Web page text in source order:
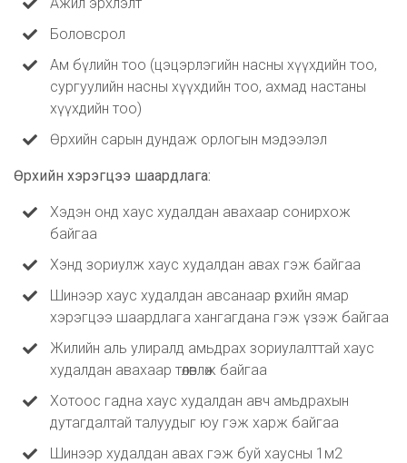
Боловсрол
Ам бүлийн тоо (цэцэрлэгийн насны хүүхдийн тоо,
сургуулийн насны хүүхдийн тоо, ахмад настаны
хүүхдийн тоо)
Өрхийн сарын дундаж орлогын мэдээлэл
Өрхийн хэрэгцээ шаардлага:
Хэдэн онд хаус худалдан авахаар сонирхож
байгаа
Хэнд зориулж хаус худалдан авах гэж байгаа
Шинээр хаус худалдан авсанаар өрхийн ямар
хэрэгцээ шаардлага хангагдана гэж үзэж байгаа
Жилийн аль улиралд амьдрах зориулалттай хаус
худалдан авахаар төлөвлөж байгаа
Хотоос гадна хаус худалдан авч амьдрахын
дутагдалтай талуудыг юу гэж харж байгаа
Шинээр худалдан авах гэж буй хаусны 1м2